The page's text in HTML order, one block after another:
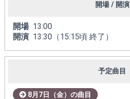
開場 / 開演
開場13:00
開演 13:30（15:15頃 終了）
予定曲目
8月7日（金）の曲目